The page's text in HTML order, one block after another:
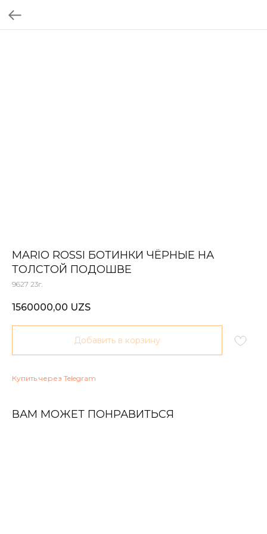
MARIO ROSSI БОТИНКИ ЧЁРНЫЕ НА
ТОЛСТОЙ ПОДОШВЕ
9627 23г.
1560000,00 UZS
Добавить в корзину
Купить через Telegram
ВАМ МОЖЕТ ПОНРАВИТЬСЯ